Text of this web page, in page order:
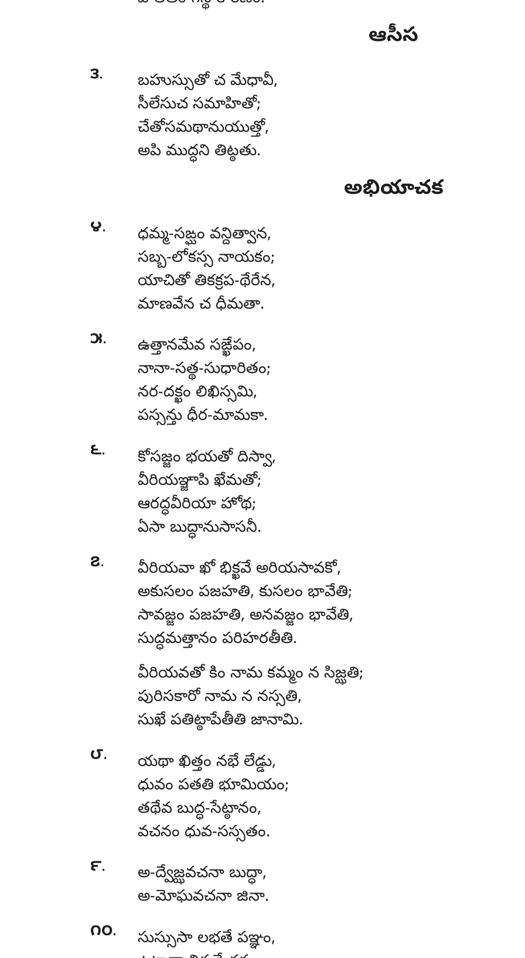
ఆసీస
౩. బహుస్సుతోచ మేధావీ,
సీలేసుచ సమాహితో;
చేతోసమథానుయుత్తో,
అపి ముద్ధని తిట్ఠతు.
అభియాచక
౪. ధమ్మ-సఙ్ఘం వన్దిత్వాన,
సబ్బ-లోకస్స నాయకం;
యాచితో తికక్రప-థేరేన,
మాణవేన చ ధీమతా.
౫.
ఉత్తానమేవ సఙ్ఖేపం,
నానా-సత్థ-సుధారితం;
నర-దక్ఖం లిఖిస్సమి,
పస్సన్తు ధీర-మామకా.
౬. కోసజ్జం భయతో దిస్వా,
వీరియఞ్జాపి ఖేమతో;
ఆరద్ధవీరియా హోథ;
ఏసా బుద్ధానుసాసనీ.
౭. వీరియవా ఖో భిక్ఖవే అరియసావకో,
అకుసలం పజహతి, కుసలం భావేతి;
సావజ్జం పజహతి, అనవజ్జం భావేతి,
సుద్ధమత్తానం పరిహరతీతి.
వీరియవతోకిం నామ కమ్మం న సిజ్ఝతి;
పురిసకారోనామ న నస్సతి,
సుఖే పతిట్ఠాపేతీతి జానామి.
౮. యథా ఖిత్తం నభే లేడ్డు,
ధువం పతతి భూమియం;
తథేవ బుద్ధ-సేట్ఠానం,
వచనం ధువ-సస్సతం.
౯. అ-ద్వేజ్ఝవచనా బుద్ధా,
అ-మోఘవచనా జినా.
౧౦. సుస్సుసా లభతే పఞ్ఞం,